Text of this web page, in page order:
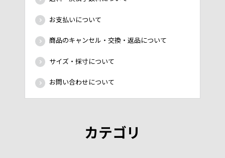
お支払いについて
商品のキャンセル・交換・返品について
サイズ・採寸について
お問い合わせについて
カテゴリ